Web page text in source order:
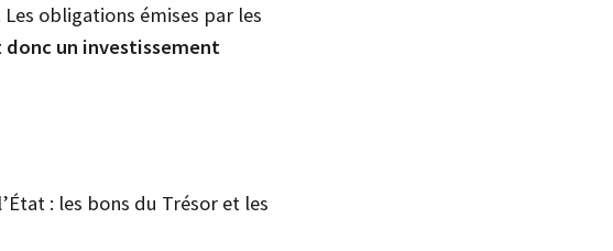
obligations émises par les
donc un investissement
: les bons du Trésor et les